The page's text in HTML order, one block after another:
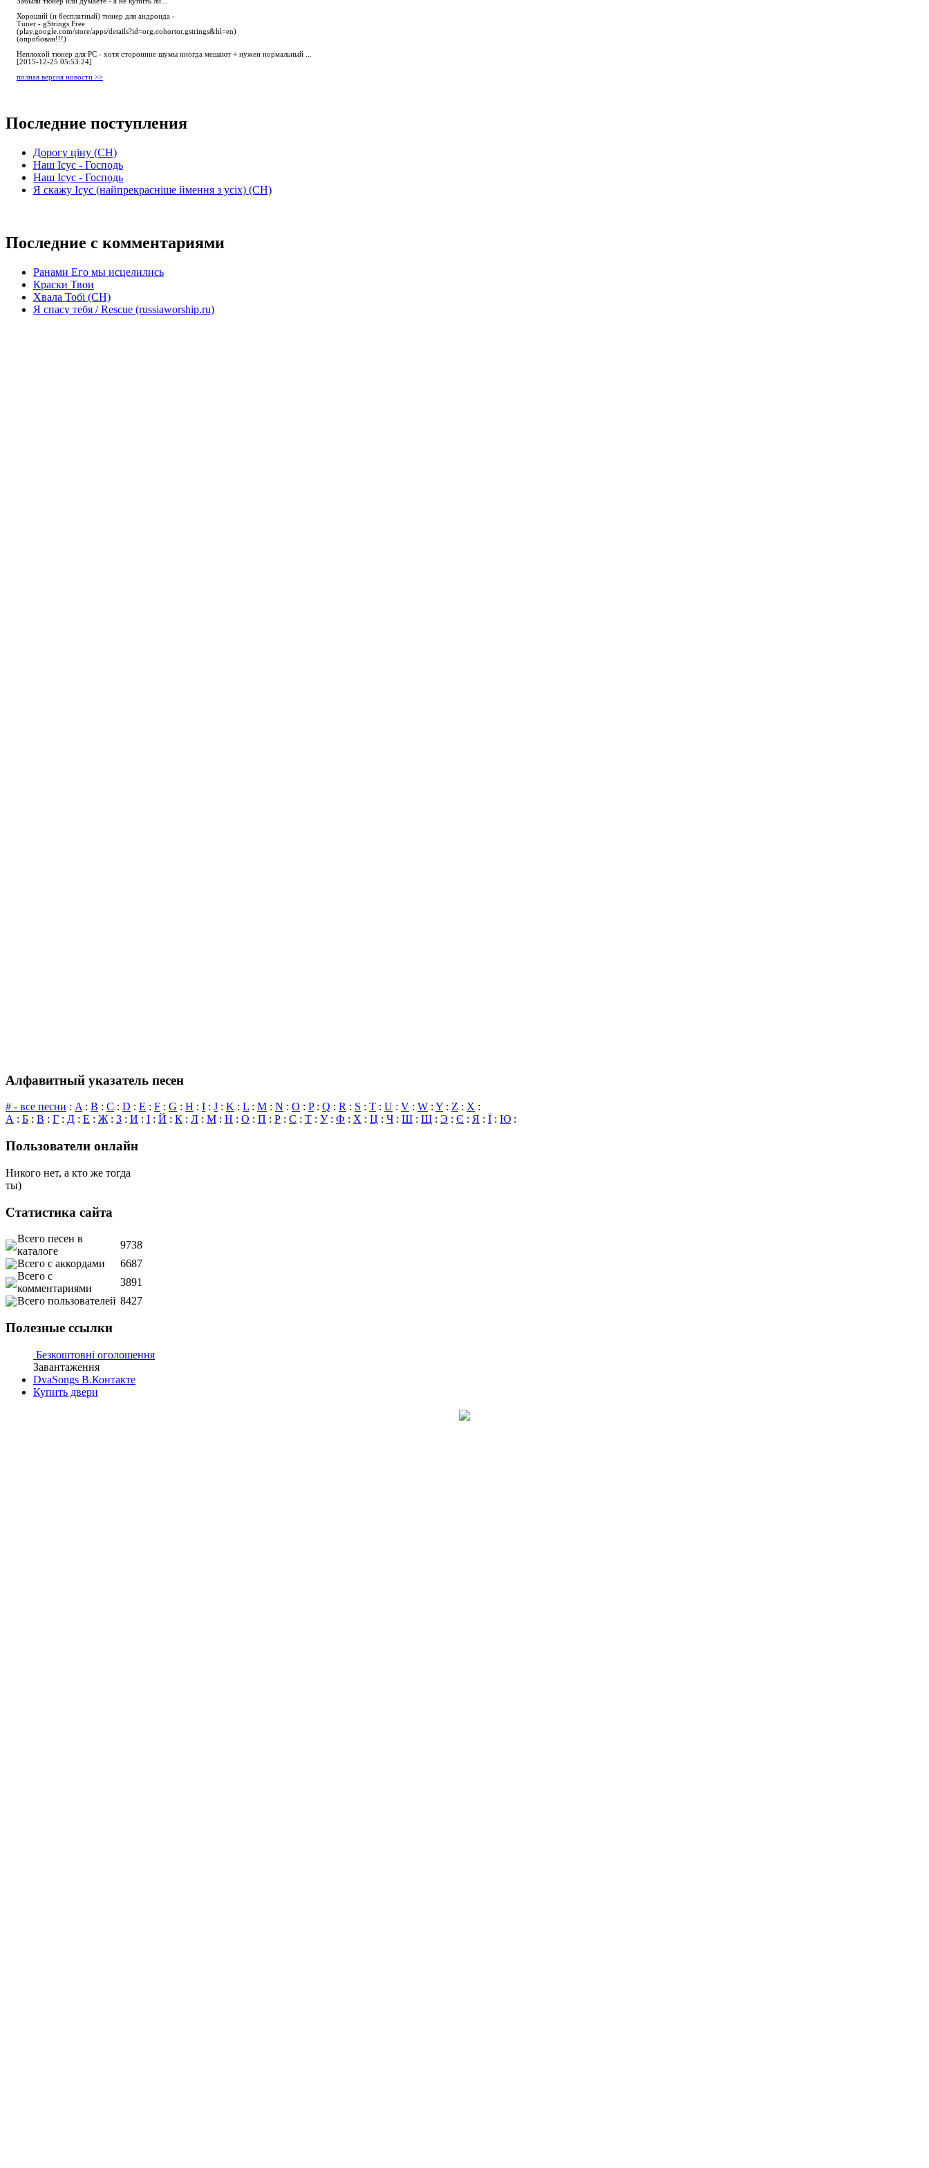
Хороший (и бесплатный) тюнер для андроида -
Tuner - gStrings Free
(play.google.com/store/apps/details?id=org.cohortor.gstrings&hl=en)
(опробован!!!)
Неплохой тюнер для РС - хотя сторонние шумы иногда мешают + нужен нормальный ...
[2015-12-25 05:53:24]
полная версия новости >>
Последние поступления
Дорогу ціну (СН)
Наш Ісус - Господь
Наш Ісус - Господь
Я скажу Ісус (найпрекрасніше ймення з усіх) (СН)
Последние с комментариями
Ранами Его мы исцелились
Краски Твои
Хвала Тобі (СН)
Я спасу тебя / Rescue (russiaworship.ru)
Алфавитный указатель песен
# - все песни : A: B : C : D : E : F : G : H : I : J : K : L : M : N : O : P: Q : R : S : T : U : V : W : Y : Z : X :
А : Б : В : Г : Д : Е : Ж: З : И : І : Й : К : Л : М : Н : О : П : Р : С : Т : У: Ф : Х : Ц : Ч : Ш : Щ : Э : Є : Я : Ї : Ю :
Пользователи онлайн
Никого нет, а кто же тогда
ты)
Статистика сайта
Всего песен в
каталоге
9738
Всего с аккордами
6687
Всего с
комментариями
3891
Всего пользователей 8427
Полезные ссылки
Безкоштовні оголошення
Завантаження
DvaSongs В.Контакте
Купить двери